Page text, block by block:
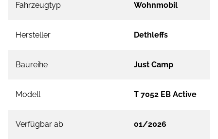
Fahrzeugtyp Wohnmobil
Hersteller Dethleffs
Baureihe Just Camp
Modell T 7052 EB Active
Verfügbar ab 01/2026